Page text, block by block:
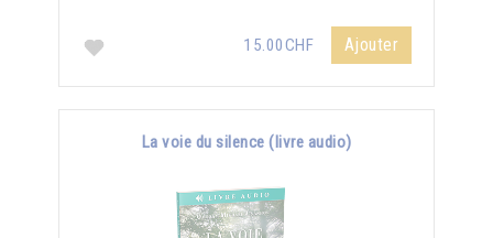
15.00CHF Ajouter
La voie du silence (livre audio)